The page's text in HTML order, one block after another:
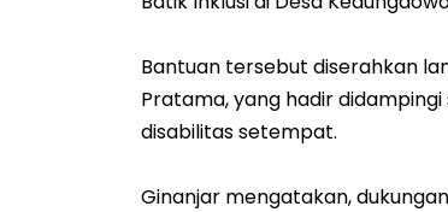
Bantuan tersebut diserahkan
Pratama, yang hadir
disabilitas setempat.
Ginanjar mengatakan,